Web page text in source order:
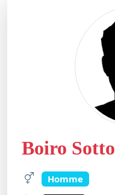
Boiro Sotto
Homme